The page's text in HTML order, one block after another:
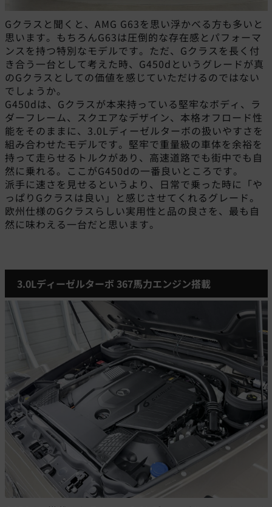
Gクラスと聞くと、AMG G63を思い浮かべる方も多いと
思います。もちろんG63は圧倒的な存在感とパフォーマ
ンスを持つ特別なモデルです。ただ、Gクラスを長く付
き合う一台として考えた時、G450dというグレードが真
のGクラスとしての価値を感じていただけるのではない
でしょうか。
G450dは、Gクラスが本来持っている堅牢なボディ、ラ
ダーフレーム、スクエアなデザイン、本格オフロード性
能をそのままに、3.0Lディーゼルターボの扱いやすさを
組み合わせたモデルです。堅牢で重量級の車体を余裕を
持って走らせるトルクがあり、高速道路でも街中でも自
然に乗れる。ここがG450dの一番良いところです。
派手に速さを見せるというより、日常で乗った時に「や
っぱりGクラスは良い」と感じさせてくれるグレード。
欧州仕様のGクラスらしい実用性と品の良さを、最も自
然に味わえる一台だと思います。
3.0Lディーゼルターボ 367馬力エンジン搭載